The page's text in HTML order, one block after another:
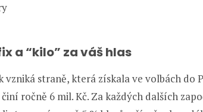
a “kilo” za váš hlas
straně, která získala ve volbách do
ročně 6 mil. Kč. Za každých dalších